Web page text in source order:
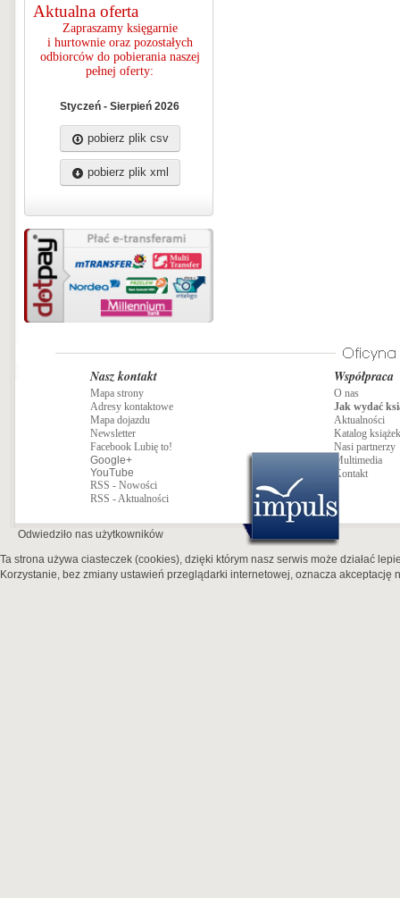
Aktualna oferta
Zapraszamy księgarnie
i hurtownie oraz pozostałych
odbiorców do pobierania naszej
pełnej oferty:
Styczeń - Sierpień 2026
pobierz plik csv
pobierz plik xml
Nasz kontakt
Mapa strony
Adresy kontaktowe
Mapa dojazdu
Newsletter
Facebook Lubię to!
Google+
YouTube
RSS - Nowości
RSS - Aktualności
Współpraca
O nas
Jak wydać
Aktualności
Katalog książek
Nasi partnerzy
Multimedia
Kontakt
Odwiedziło nas użytkowników
Ta strona używa ciasteczek (cookies), dzięki którym nasz serwis może działać
Korzystanie, bez zmiany ustawień przeglądarki internetowej, oznacza akceptację